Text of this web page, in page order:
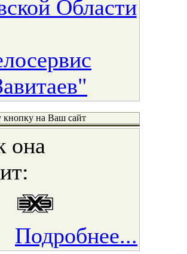
Области
кнопку на Ваш сайт
она
Подробнее...